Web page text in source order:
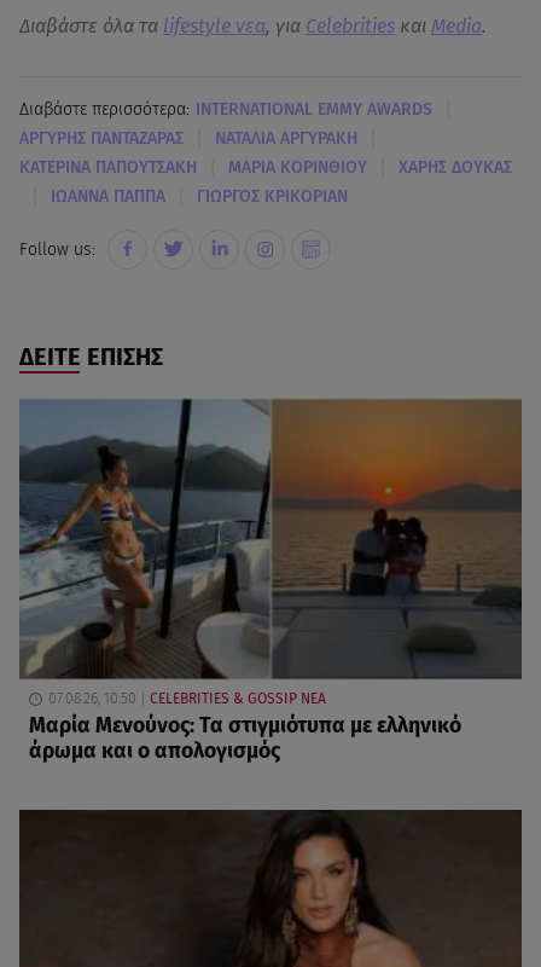
Διαβάστε όλα τα lifestyle νεα, για Celebrities και Media.
Διαβάστε περισσότερα: INTERNATIONAL EMMY AWARDS
ΑΡΓΥΡΗΣ ΠΑΝΤΑΖΑΡΑΣ ΝΑΤΑΛΙΑ ΑΡΓΥΡΑΚΗ
ΚΑΤΕΡΙΝΑ ΠΑΠΟΥΤΣΑΚΗ MΑΡΙΑ ΚΟΡΙΝΘΙΟΥ ΧΑΡΗΣ ΔΟΥΚΑΣ
ΙΩΑΝΝΑ ΠΑΠΠΑ ΓΙΩΡΓΟΣ ΚΡΙΚΟΡΙΑΝ
Follow us:
ΔΕΙΤΕ ΕΠΙΣΗΣ
07.08.26, 10:50 CELEBRITIES & GOSSIP ΝΕΑ
Μαρία Μενούνος: Τα στιγμιότυπα με ελληνικό
άρωμα και ο απολογισμός